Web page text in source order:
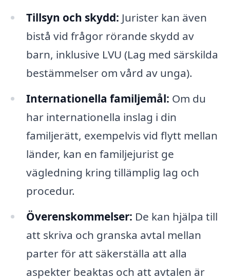
Tillsyn och skydd: Jurister kan även
bistå vid frågor rörande skydd av
barn, inklusive LVU (Lag med särskilda
bestämmelser om vård av unga).
Internationella familjemål: Om du
har internationella inslag i din
familjerätt, exempelvis vid flytt mellan
länder, kan en familjejurist ge
vägledning kring tillämplig lag och
procedur.
Överenskommelser: De kan hjälpa till
att skriva och granska avtal mellan
parter för att säkerställa att alla
aspekter beaktas och att avtalen är